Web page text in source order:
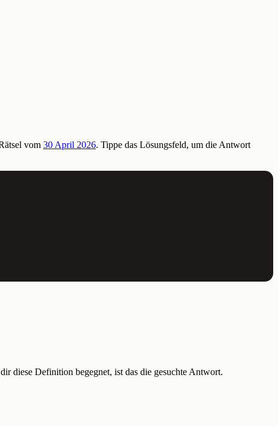
vom 30 April 2026. Tippe das Lösungsfeld, um die Antwort
diese Definition begegnet, ist das die gesuchte Antwort.